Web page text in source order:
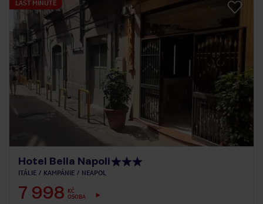
LAST MINUTE
Hotel Bella Napoli
ITÁLIE KAMPÁNIE NEAPOL
7 998
KČ
OSOBA